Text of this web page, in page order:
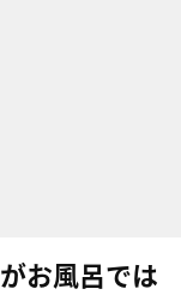
お風呂では